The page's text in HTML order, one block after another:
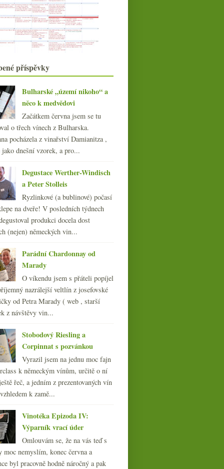
netradiční Albariño
Zábavná Rioja a minivertikála
Furmintu ze Somló
Inside Bordeaux, docukřené
Giscours, aukční rekord...
Cavarodes
Dvakrát povedená Cava Pere Mata
března(21)
února(20)
ledna (22)
(240)
(250)
(251)
(254)
(249)
(254)
(252)
(249)
(249)
(270)
(108)
příspěvky
Bulharské „území nikoho“ a
něco k medvědovi
Začátkem června jsem se tu
o třech vínech z Bulharska.
pocházela z vinařství Damianitza ,
jako dnešní vzorek, a pro...
Degustace Werther-Windisch
a Peter Stolleis
Ryzlinkové (a bublinové) počasí
na dveře! V posledních týdnech
produkci docela dost
(nejen) německých vin...
Parádní Chardonnay od
Marady
O víkendu jsem s přáteli popíjel
nazrálejší veltlín z josefovské
od Petra Marady ( web , starší
z návštěvy vin...
Stobodový Riesling a
Corpinnat s pozvánkou
Vyrazil jsem na jednu moc fajn
k německým vínům, určitě o ní
řeč, a jedním z prezentovaných vín
k zamě...
Vinotéka Epizoda IV:
Výparník vrací úder
Omlouvám se, že na vás teď s
moc nemyslím, konec června a
byl pracovně hodně náročný a pak